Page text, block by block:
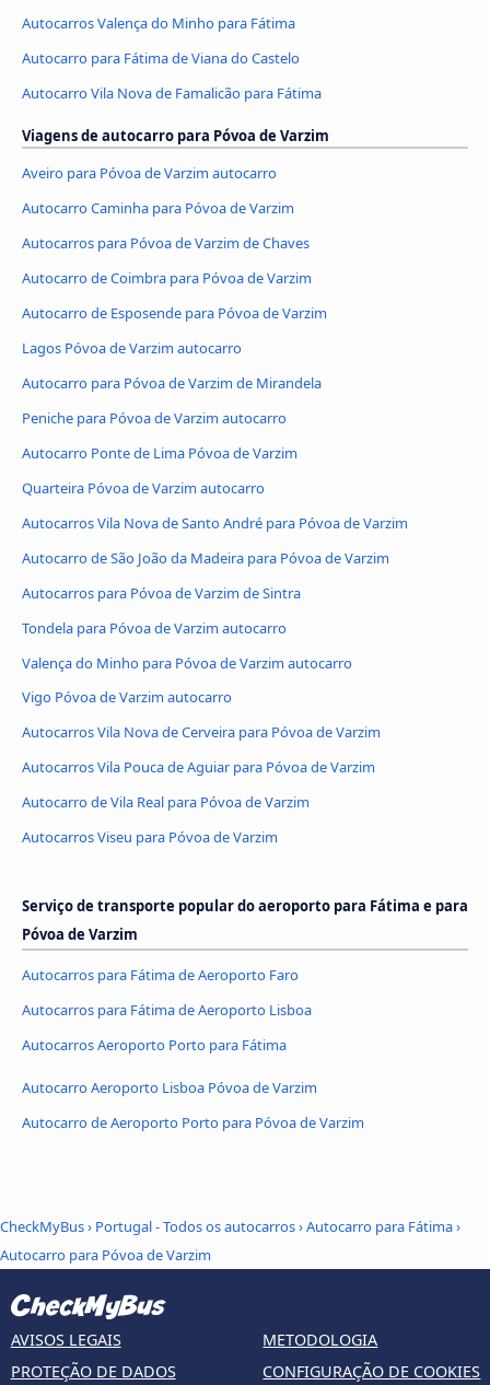
Autocarros Valença do Minho para Fátima
Autocarro para Fátima de Viana do Castelo
Autocarro Vila Nova de Famalicão para Fátima
Viagens de autocarro para Póvoa de Varzim
Aveiro para Póvoa de Varzim autocarro
Autocarro Caminha para Póvoa de Varzim
Autocarros para Póvoa de Varzim de Chaves
Autocarro de Coimbra para Póvoa de Varzim
Autocarro de Esposende para Póvoa de Varzim
Lagos Póvoa de Varzim autocarro
Autocarro para Póvoa de Varzim de Mirandela
Peniche para Póvoa de Varzim autocarro
Autocarro Ponte de Lima Póvoa de Varzim
Quarteira Póvoa de Varzim autocarro
Autocarros Vila Nova de Santo André para Póvoa de Varzim
Autocarro de São João da Madeira para Póvoa de Varzim
Autocarros para Póvoa de Varzim de Sintra
Tondela para Póvoa de Varzim autocarro
Valença do Minho para Póvoa de Varzim autocarro
Vigo Póvoa de Varzim autocarro
Autocarros Vila Nova de Cerveira para Póvoa de Varzim
Autocarros Vila Pouca de Aguiar para Póvoa de Varzim
Autocarro de Vila Real para Póvoa de Varzim
Autocarros Viseu para Póvoa de Varzim
Serviço de transporte popular do aeroporto para Fátima e para
Póvoa de Varzim
Autocarros para Fátima de Aeroporto Faro
Autocarros para Fátima de Aeroporto Lisboa
Autocarros Aeroporto Porto para Fátima
Autocarro Aeroporto Lisboa Póvoa de Varzim
Autocarro de Aeroporto Porto para Póvoa de Varzim
CheckMyBus› Portugal - Todos os autocarros›Autocarro para Fátima›
Autocarro para Póvoa de Varzim
AVISOS LEGAIS
PROTEÇÃO DE DADOS
METODOLOGIA
CONFIGURAÇÃO DE COOKIES